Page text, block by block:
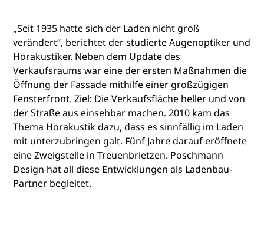
„Seit 1935 hatte sich der Laden nicht groß
verändert“, berichtet der studierte Augenoptiker und
Hörakustiker. Neben dem Update des
Verkaufsraums war eine der ersten Maßnahmen die
Öffnung der Fassade mithilfe einer großzügigen
Fensterfront. Ziel: Die Verkaufsfläche heller und von
der Straße aus einsehbar machen. 2010 kam das
Thema Hörakustik dazu, dass es sinnfällig im Laden
mit unterzubringen galt. Fünf Jahre darauf eröffnete
eine Zweigstelle in Treuenbrietzen. Poschmann
Design hat all diese Entwicklungen als Ladenbau-
Partner begleitet.